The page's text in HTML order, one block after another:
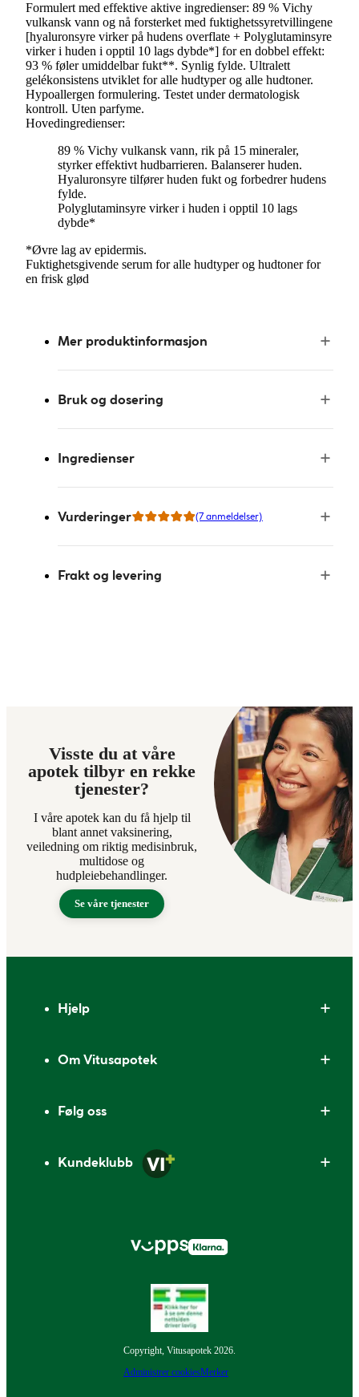
Formulert med effektive aktive ingredienser: 89 % Vichy
vulkansk vann og nå forsterket med fuktighetssyretvillingene
[hyaluronsyre virker på hudens overflate + Polyglutaminsyre
virker i huden i opptil 10 lags dybde*] for en dobbel effekt:
93 % føler umiddelbar fukt**. Synlig fylde. Ultralett
gelékonsistens utviklet for alle hudtyper og alle hudtoner.
Hypoallergen formulering. Testet under dermatologisk
kontroll. Uten parfyme.
Hovedingredienser:
89 % Vichy vulkansk vann, rik på 15 mineraler,
styrker effektivt hudbarrieren. Balanserer huden.
Hyaluronsyre tilfører huden fukt og forbedrer hudens
fylde.
Polyglutaminsyre virker i huden i opptil 10 lags
dybde*
*Øvre lag av epidermis.
Fuktighetsgivende serum for alle hudtyper og hudtoner for
en frisk glød
Mer produktinformasjon
Bruk og dosering
Ingredienser
Vurderinger (7 anmeldelser)
Frakt og levering
Visste du at våre
apotek tilbyr en rekke
tjenester?
I våre apotek kan du få hjelp til
blant annet vaksinering,
veiledning om riktig medisinbruk,
multidose og
hudpleiebehandlinger.
Se våre tjenester
Hjelp
Om Vitusapotek
Følg oss
Kundeklubb
Copyright, Vitusapotek 2026.
Administrer cookiesMerker